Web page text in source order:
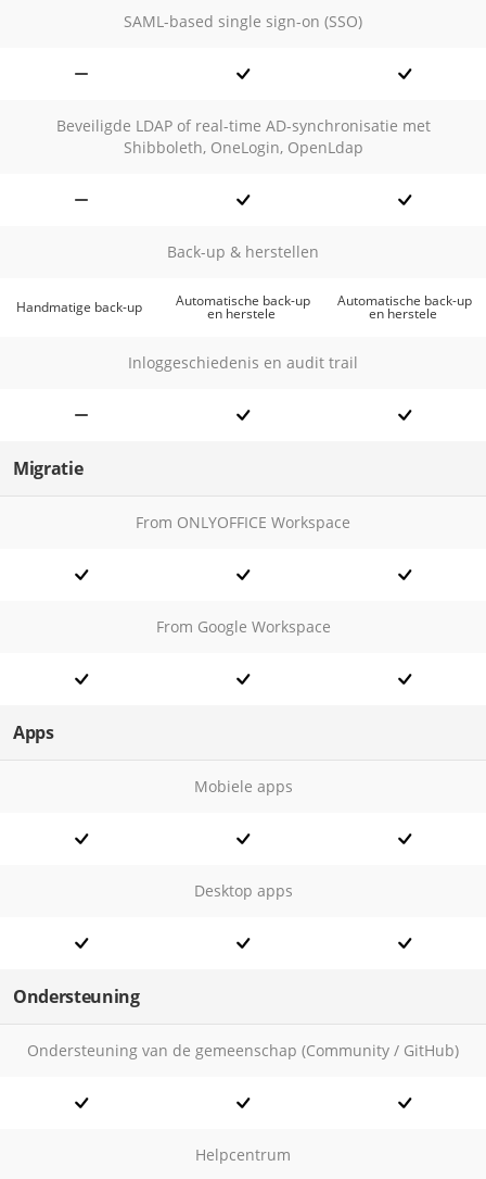
SAML-based single sign-on (SSO)
Beveiligde LDAP of real-time AD-synchronisatie met
Shibboleth, OneLogin, OpenLdap
Back-up & herstellen
Handmatige back-up Automatische back-up
en herstele
Automatische back-up
en herstele
Inloggeschiedenis en audit trail
Migratie
From ONLYOFFICE Workspace
From Google Workspace
Apps
Mobiele apps
Desktop apps
Ondersteuning
Ondersteuning van de gemeenschap (Community / GitHub)
Helpcentrum